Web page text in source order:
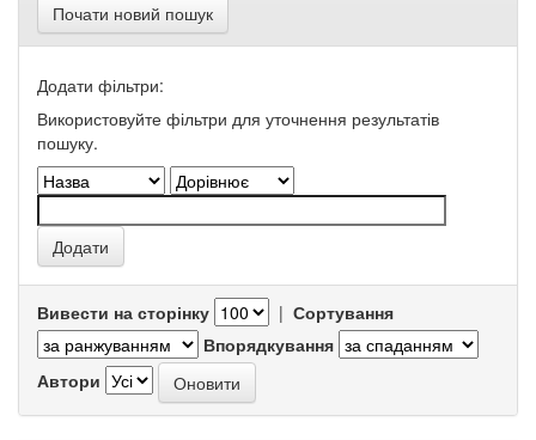
Почати новий пошук
Додати фільтри:
Використовуйте фільтри для уточнення результатів
пошуку.
Вивести на сторінку | Сортування
Впорядкування
Автори